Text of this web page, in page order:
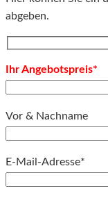
abgeben.
Ihr Angebotspreis*
Vor & Nachname
E-Mail-Adresse*